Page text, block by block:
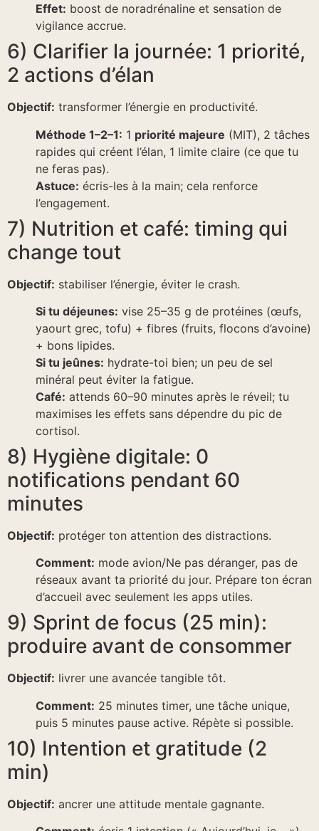
Effet: boost de noradrénaline et sensation de
vigilance accrue.
6) Clarifier la journée: 1 priorité,
2 actions d’élan
Objectif: transformer l’énergie en productivité.
Méthode 1–2–1: 1 priorité majeure (MIT), 2 tâches
rapides qui créent l’élan, 1 limite claire (ce que tu
ne feras pas).
Astuce: écris-les à la main; cela renforce
l’engagement.
7) Nutrition et café: timing qui
change tout
Objectif: stabiliser l’énergie, éviter le crash.
Si tu déjeunes: vise 25–35 g de protéines (œufs,
yaourt grec, tofu) + fibres (fruits, flocons d’avoine)
+ bons lipides.
Si tu jeûnes: hydrate-toi bien; un peu de sel
minéral peut éviter la fatigue.
Café: attends 60–90 minutes après le réveil; tu
maximises les effets sans dépendre du pic de
cortisol.
8) Hygiène digitale: 0
notifications pendant 60
minutes
Objectif: protéger ton attention des distractions.
Comment: mode avion/Ne pas déranger, pas de
réseaux avant ta priorité du jour. Prépare ton écran
d’accueil avec seulement les apps utiles.
9) Sprint de focus (25 min):
produire avant de consommer
Objectif: livrer une avancée tangible tôt.
Comment: 25 minutes timer, une tâche unique,
puis 5 minutes pause active. Répète si possible.
10) Intention et gratitude (2
min)
Objectif: ancrer une attitude mentale gagnante.